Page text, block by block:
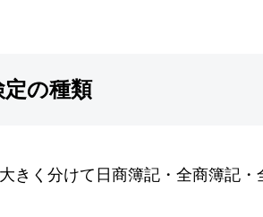
定の種類
きく分けて日商簿記・全商簿記・